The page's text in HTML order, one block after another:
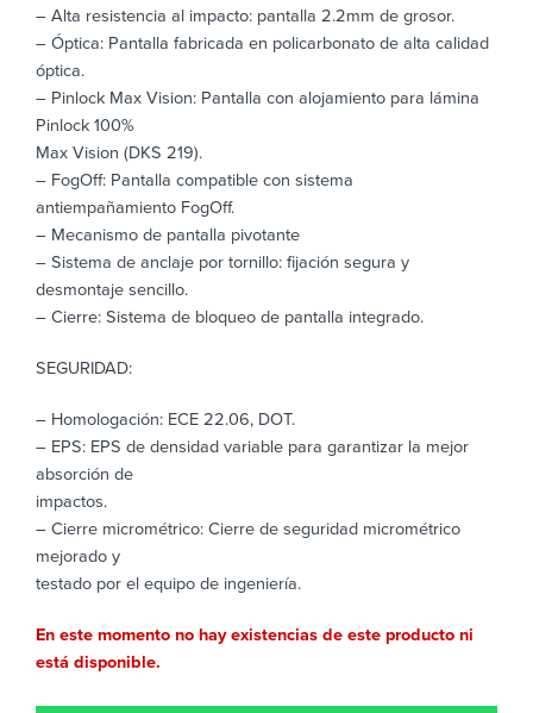
– Alta resistencia al impacto: pantalla 2.2mm de grosor.
– Óptica: Pantalla fabricada en policarbonato de alta calidad
óptica.
– Pinlock Max Vision: Pantalla con alojamiento para lámina
Pinlock 100%
Max Vision (DKS 219).
– FogOff: Pantalla compatible con sistema
antiempañamiento FogOff.
– Mecanismo de pantalla pivotante
– Sistema de anclaje por tornillo: fijación segura y
desmontaje sencillo.
– Cierre: Sistema de bloqueo de pantalla integrado.
SEGURIDAD:
– Homologación: ECE 22.06, DOT.
– EPS: EPS de densidad variable para garantizar la mejor
absorción de
impactos.
– Cierre micrométrico: Cierre de seguridad micrométrico
mejorado y
testado por el equipo de ingeniería.
En este momento no hay existencias de este producto ni
está disponible.